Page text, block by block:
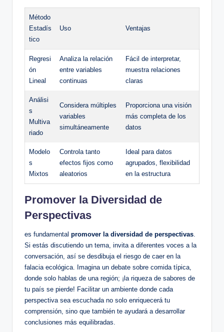
Método
Estadís
tico
Uso Ventajas
Regresi
ón
Lineal
Analiza la relación
entre variables
continuas
Fácil de interpretar,
muestra relaciones
claras
Análisi
s
Multiva
riado
Considera múltiples
variables
simultáneamente
Proporciona una visión
más completa de los
datos
Modelo
s
Mixtos
Controla tanto
efectos fijos como
aleatorios
Ideal para datos
agrupados, flexibilidad
en la estructura
Promover la Diversidad de
Perspectivas
es fundamental promover la diversidad de perspectivas.
Si estás discutiendo un tema, invita a diferentes voces a la
conversación, así se desdibuja el riesgo de caer en la
falacia ecológica. Imagina un debate sobre comida típica,
donde solo hablas de una región; ¡la riqueza de sabores de
tu país se pierde! Facilitar un ambiente donde cada
perspectiva sea escuchada no solo enriquecerá tu
comprensión, sino que también te ayudará a desarrollar
conclusiones más equilibradas.